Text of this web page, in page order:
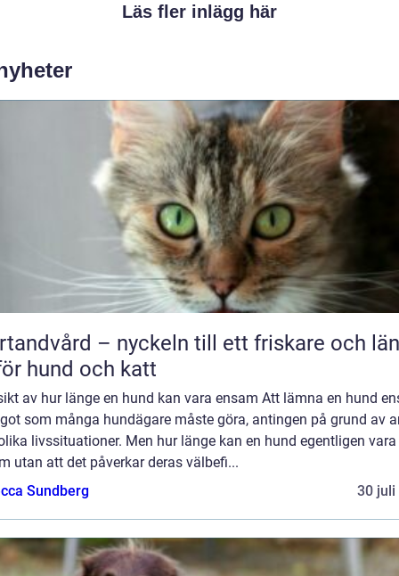
Läs fler inlägg här
– nyckeln till ett friskare och
hund och katt
av hur länge en hund kan vara ensam Att lämna en hund
som många hundägare måste göra, antingen på grund av
livssituationer. Men hur länge kan en hund egentligen vara
utan att det påverkar deras välbefi...
Sundberg
30 juli